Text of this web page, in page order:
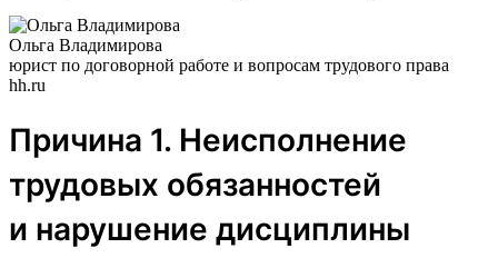
Ольга Владимирова
юрист по договорной работе и вопросам трудового права
hh.ru
Причина 1. Неисполнение
трудовых обязанностей
и нарушение дисциплины